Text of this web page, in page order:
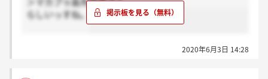
らしいっすね。
2020年6月3日 14:28